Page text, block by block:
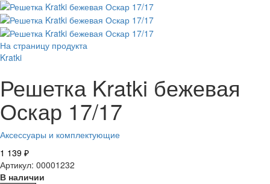
На страницу продукта
Kratki
Решетка Kratki бежевая
Оскар 17/17
Аксессуары и комплектующие
1 139 ₽
Артикул: 00001232
В наличии